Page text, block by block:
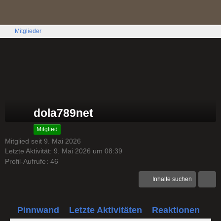
Mitglieder
dola789net
Mitglied
Mitglied seit 9. Mai 2026
Letzte Aktivität: 9. Mai 2026 um 08:39
Profil-Aufrufe
46
Inhalte suchen
Pinnwand Letzte Aktivitäten Reaktionen